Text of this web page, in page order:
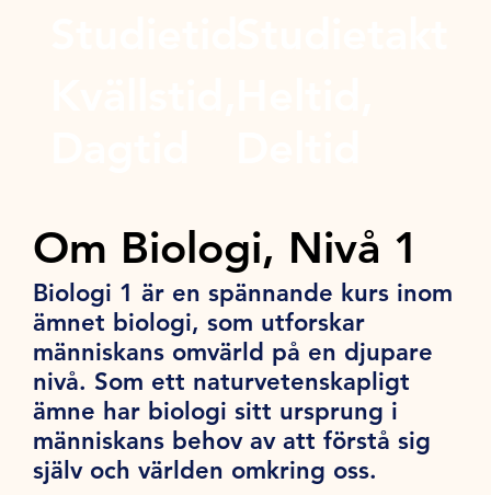
Om Biologi, Nivå 1
Biologi 1 är en spännande kurs inom
ämnet biologi, som utforskar
människans omvärld på en djupare
nivå. Som ett naturvetenskapligt
ämne har biologi sitt ursprung i
människans behov av att förstå sig
själv och världen omkring oss.